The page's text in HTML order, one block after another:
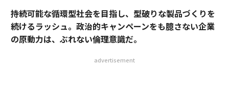
持続可能な循環型社会を目指し、型破りな製品づくりを
続けるラッシュ。政治的キャンペーンをも臆さない企業
の原動力は、ぶれない倫理意識だ。
advertisement